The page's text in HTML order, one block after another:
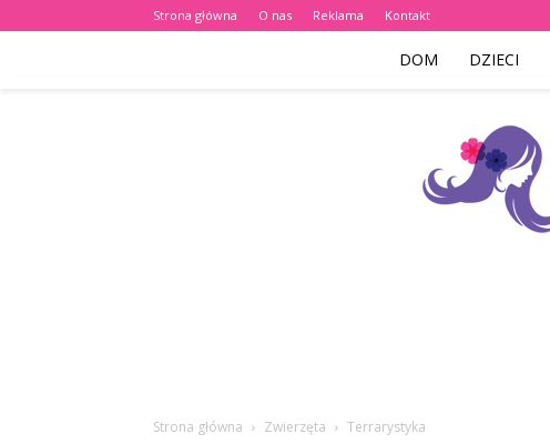
Strona główna O nas Reklama Kontakt
DOM DZIECI
Strona główna Zwierzęta Terrarystyka